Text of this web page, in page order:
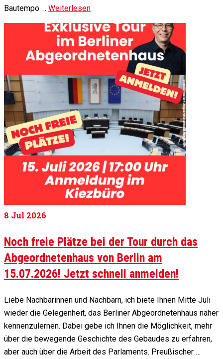
Bautempo … Weiterlesen
8 Jul 2026
Noch freie Plätze bei der Tour durch das
Abgeordnetenhaus von Berlin am
15.07.2026! Jetzt schnell anmelden!
Liebe Nachbarinnen und Nachbarn, ich biete Ihnen Mitte Juli
wieder die Gelegenheit, das Berliner Abgeordnetenhaus näher
kennenzulernen. Dabei gebe ich Ihnen die Möglichkeit, mehr
über die bewegende Geschichte des Gebäudes zu erfahren,
aber auch über die Arbeit des Parlaments. Preußischer …